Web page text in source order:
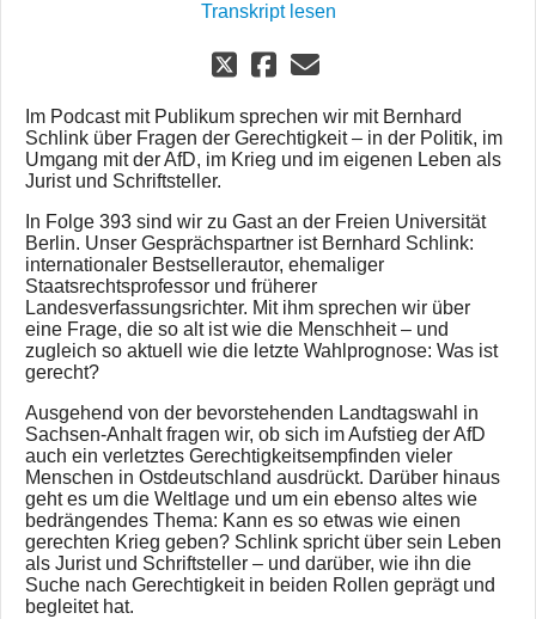
Transkript lesen
Im Podcast mit Publikum sprechen wir mit Bernhard
Schlink über Fragen der Gerechtigkeit – in der Politik, im
Umgang mit der AfD, im Krieg und im eigenen Leben als
Jurist und Schriftsteller.
In Folge 393 sind wir zu Gast an der Freien Universität
Berlin. Unser Gesprächspartner ist Bernhard Schlink:
internationaler Bestsellerautor, ehemaliger
Staatsrechtsprofessor und früherer
Landesverfassungsrichter. Mit ihm sprechen wir über
eine Frage, die so alt ist wie die Menschheit – und
zugleich so aktuell wie die letzte Wahlprognose: Was ist
gerecht?
Ausgehend von der bevorstehenden Landtagswahl in
Sachsen-Anhalt fragen wir, ob sich im Aufstieg der AfD
auch ein verletztes Gerechtigkeitsempfinden vieler
Menschen in Ostdeutschland ausdrückt. Darüber hinaus
geht es um die Weltlage und um ein ebenso altes wie
bedrängendes Thema: Kann es so etwas wie einen
gerechten Krieg geben? Schlink spricht über sein Leben
als Jurist und Schriftsteller – und darüber, wie ihn die
Suche nach Gerechtigkeit in beiden Rollen geprägt und
begleitet hat.